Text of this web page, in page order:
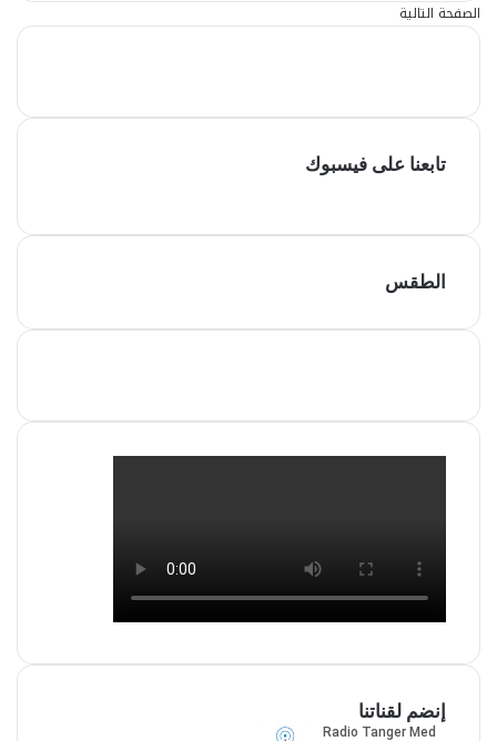
الصفحة التالية
تابعنا على فيسبوك
الطقس
إنضم لقناتنا